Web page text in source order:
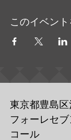
このイベン
東京都豊島
フォーレセ
コール